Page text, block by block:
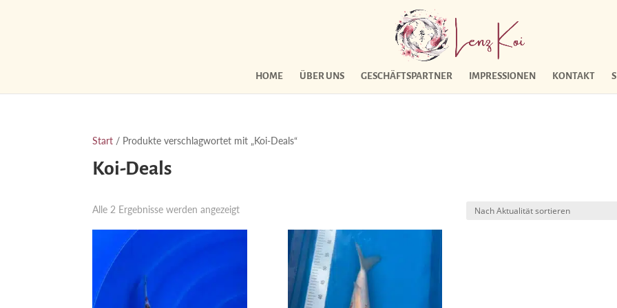
HOME ÜBER UNS GESCHÄFTSPARTNER IMPRESSIONEN KONTAKT
Start / Produkte verschlagwortet mit „Koi-Deals“
Koi-Deals
Alle 2 Ergebnisse werden angezeigtNach